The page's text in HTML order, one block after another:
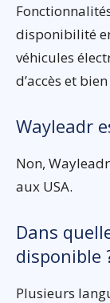
disponibilité
véhicules
d’accès et
Wayleadr
Non,
aux USA.
Dans
disponible
Plusieurs